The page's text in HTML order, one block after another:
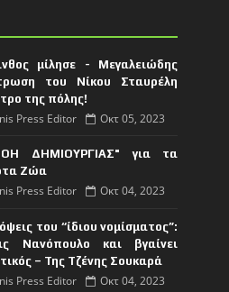
μίλησε - Μεγαλειώδης
του Νίκου Σταυρέλη
της πόλης!
Press Editor Οκτ 05, 2023
ΔΗΜΙΟΥΡΓΙΑΣ" για τα
Ζώα
Press Editor Οκτ 04, 2023
του “ίδιου νομίσματος”:
Νανόπουλο και βγαίνει
– Της Τζένης Σουκαρά
Press Editor Οκτ 04, 2023